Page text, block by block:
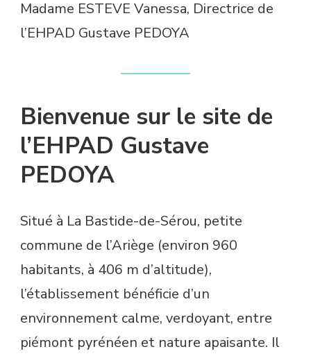
Madame ESTEVE Vanessa, Directrice de
l’EHPAD Gustave PEDOYA
Bienvenue sur le site de
l’EHPAD Gustave
PEDOYA
Situé à La Bastide-de-Sérou, petite
commune de l’Ariège (environ 960
habitants, à 406 m d’altitude),
l’établissement bénéficie d’un
environnement calme, verdoyant, entre
piémont pyrénéen et nature apaisante. Il